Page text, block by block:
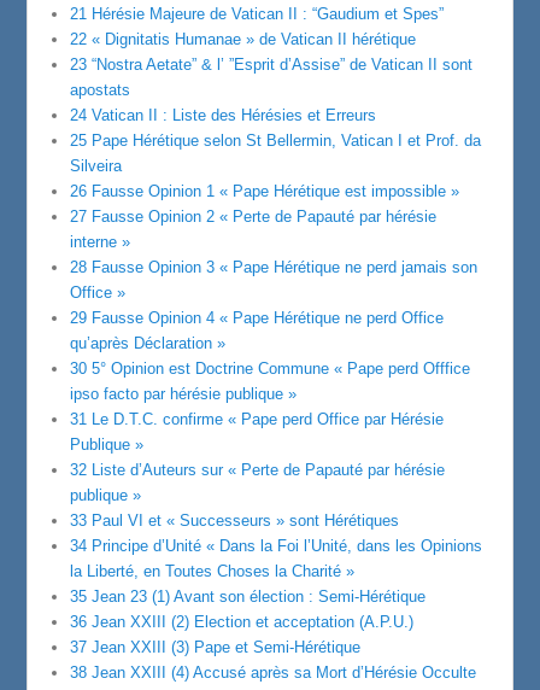
21 Hérésie Majeure de Vatican II : “Gaudium et Spes”
22 « Dignitatis Humanae » de Vatican II hérétique
23 “Nostra Aetate” & l’ ”Esprit d’Assise” de Vatican II sont
apostats
24 Vatican II : Liste des Hérésies et Erreurs
25 Pape Hérétique selon St Bellermin, Vatican I et Prof. da
Silveira
26 Fausse Opinion 1 « Pape Hérétique est impossible »
27 Fausse Opinion 2 « Perte de Papauté par hérésie
interne »
28 Fausse Opinion 3 « Pape Hérétique ne perd jamais son
Office »
29 Fausse Opinion 4 « Pape Hérétique ne perd Office
qu’après Déclaration »
30 5° Opinion est Doctrine Commune « Pape perd Offfice
ipso facto par hérésie publique »
31 Le D.T.C. confirme « Pape perd Office par Hérésie
Publique »
32 Liste d’Auteurs sur « Perte de Papauté par hérésie
publique »
33 Paul VI et « Successeurs » sont Hérétiques
34 Principe d’Unité « Dans la Foi l’Unité, dans les Opinions
la Liberté, en Toutes Choses la Charité »
35 Jean 23 (1) Avant son élection : Semi-Hérétique
36 Jean XXIII (2) Election et acceptation (A.P.U.)
37 Jean XXIII (3) Pape et Semi-Hérétique
38 Jean XXIII (4) Accusé après sa Mort d’Hérésie Occulte